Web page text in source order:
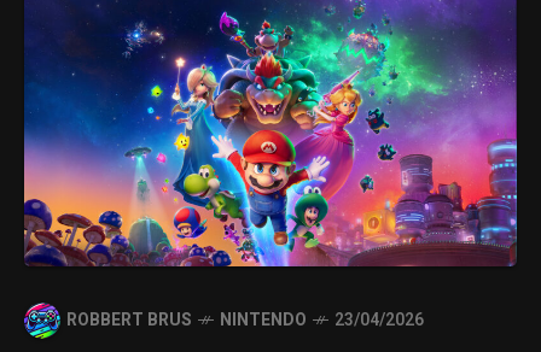
ROBBERT BRUS NINTENDO 23/04/2026